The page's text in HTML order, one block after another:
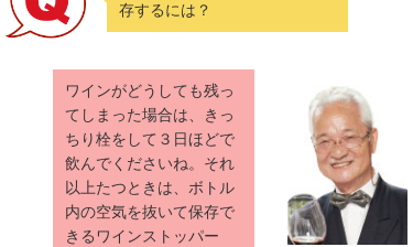
存するには？
ワインがどうしても残っ
てしまった場合は、きっ
ちり栓をして３日ほどで
飲んでくださいね。それ
以上たつときは、ボトル
内の空気を抜いて保存で
きるワインストッパー